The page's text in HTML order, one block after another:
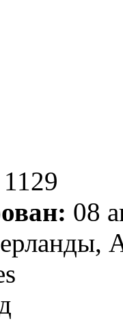
1129
08